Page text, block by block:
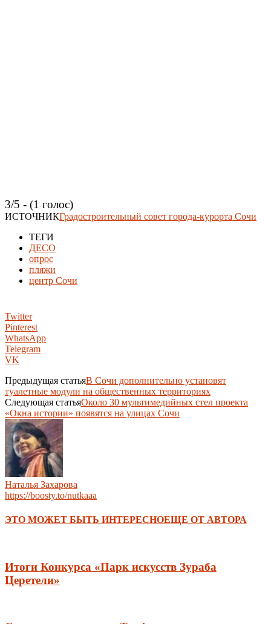
3/5 - (1 голос)
ИСТОЧНИКГрадостроительный совет города-курорта Сочи
ТЕГИ
ДЕСО
опрос
пляжи
центр Сочи
Twitter
Pinterest
WhatsApp
Telegram
VK
Предыдущая статьяВ Сочи дополнительно установят
туалетные модули на общественных территориях
Следующая статьяОколо 30 мультимедийных стел проекта
«Окна истории» появятся на улицах Сочи
Наталья Захарова
https://boosty.to/nutkaaa
ЭТО МОЖЕТ БЫТЬ ИНТЕРЕСНОЕЩЕ ОТ АВТОРА
Итоги Конкурса «Парк искусств Зураба
Церетели»